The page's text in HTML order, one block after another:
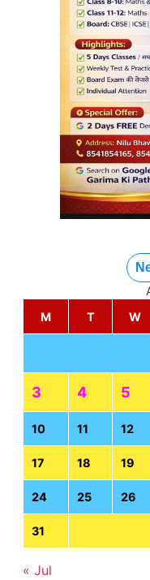
M
T W
3 4 5
10 11 12
17 18 19
24 25 26
31
« Jul